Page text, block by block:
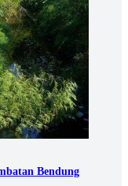
Bendung